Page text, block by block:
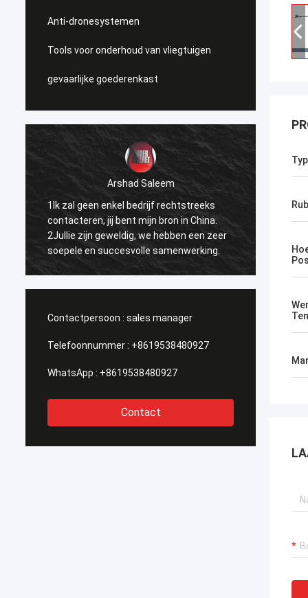
Anti-dronesystemen
Tools voor onderhoud van vliegtuigen
gevaarlijke goederenkast
Arshad Saleem
1Ik zal geen enkel bedrijf rechtstreeks
contacteren, jij bent mijn bron in China.
2Jullie zijn geweldig, we hebben een zeer
soepele en succesvolle samenwerking.
ik het
Contactpersoon : sales manager
Telefoonnummer : +8619538480927
WhatsApp : +8619538480927
Contact